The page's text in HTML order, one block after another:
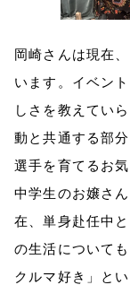
岡崎さんは現在
います。イベン
しさを教えてい
動と共通する部
選手を育てるお
中学生のお嬢さ
在、単身赴任中
の生活について
クルマ好き」と